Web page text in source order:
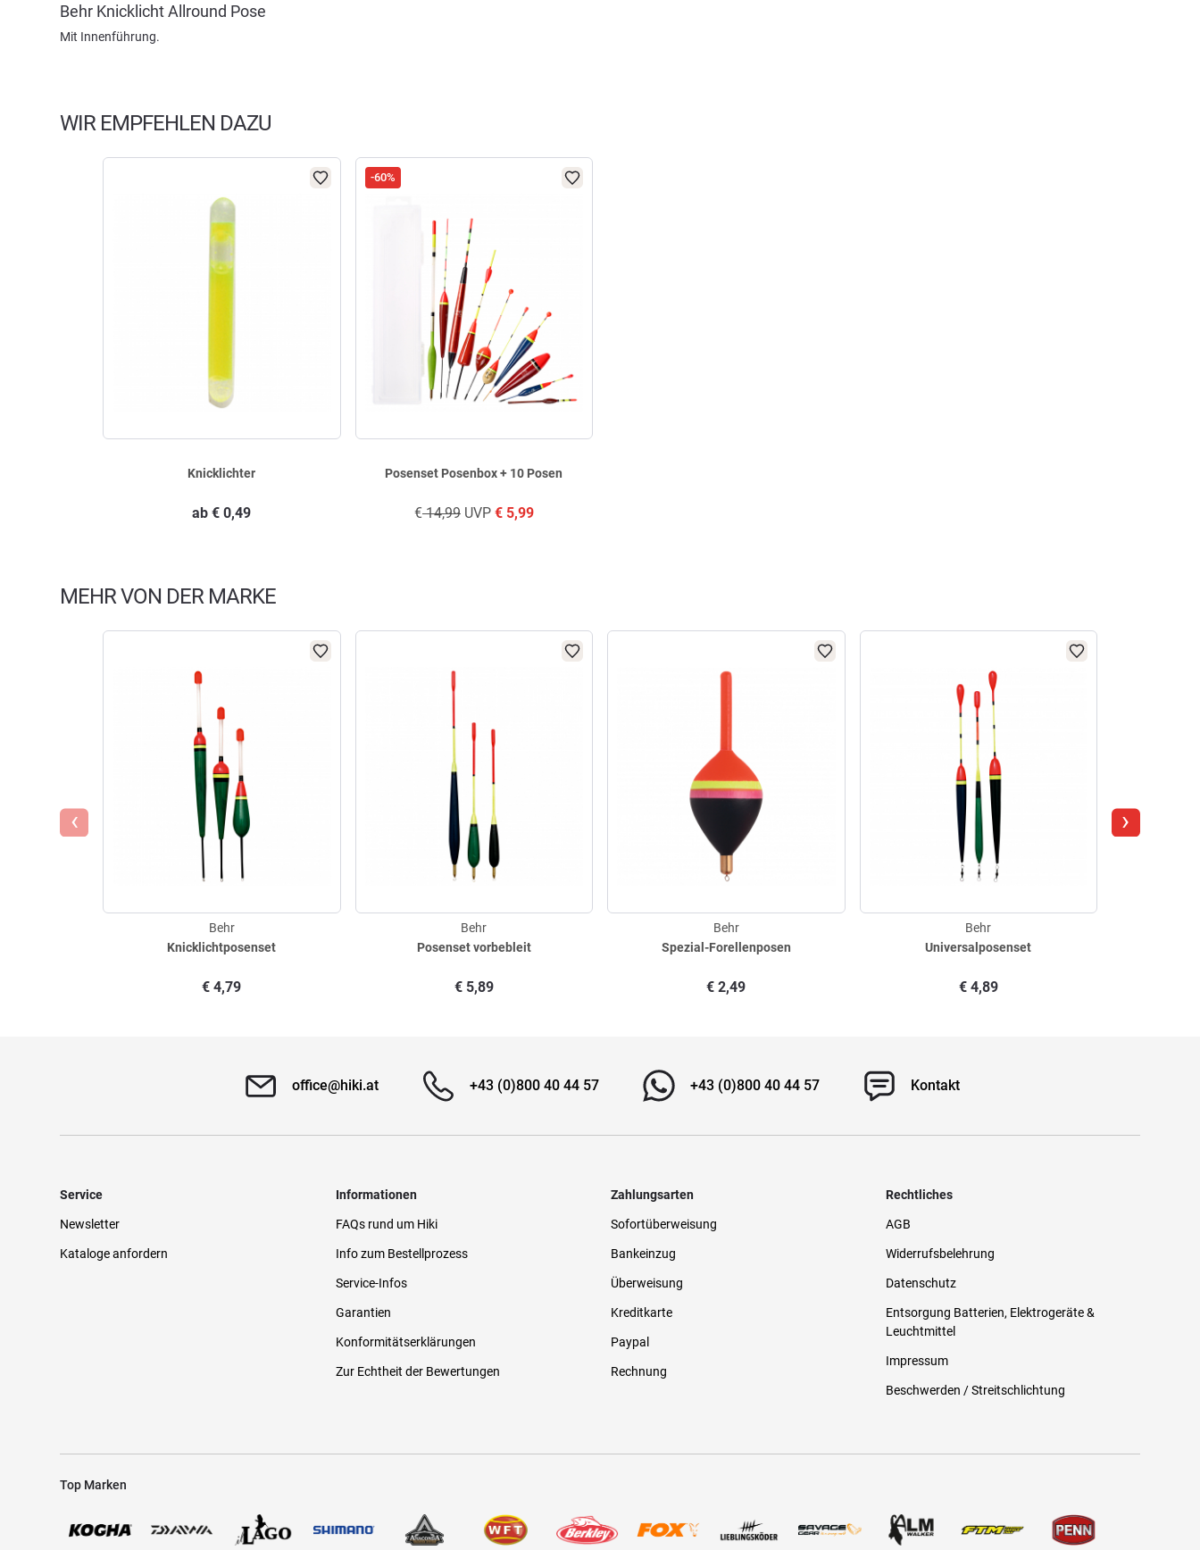
Behr Knicklicht Allround Pose
Mit Innenführung.
WIR EMPFEHLEN DAZU
Knicklichter
ab € 0,49
-60%
Posenset Posenbox + 10 Posen
€14,99UVP €5,99
MEHR VON DER MARKE
Knicklichtposenset
Behr
€ 4,79
Posenset vorbebleit
Behr
€5,89
Spezial-Forellenposen
Behr
€ 2,49
Universalposenset
Behr
€4,89
‹ ›
office@hiki.at +43 (0)800 40 44 57 +43 (0)800 40 44 57 Kontakt
Service
Newsletter
Kataloge anfordern
Informationen
FAQs rund um Hiki
Info zum Bestellprozess
Service-Infos
Garantien
Konformitätserklärungen
Zur Echtheit der Bewertungen
Zahlungsarten
Sofortüberweisung
Bankeinzug
Überweisung
Kreditkarte
Paypal
Rechnung
Rechtliches
AGB
Widerrufsbelehrung
Datenschutz
Entsorgung Batterien, Elektrogeräte &
Leuchtmittel
Impressum
Beschwerden / Streitschlichtung
Top Marken